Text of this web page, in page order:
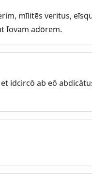
mīlitēs veritus,
Iovam adōrem.
idcircō ab eō